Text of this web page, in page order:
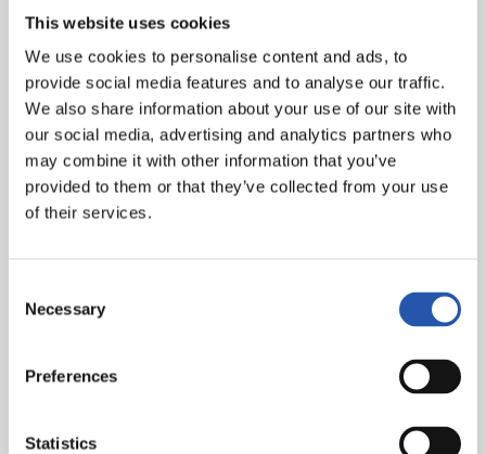
This website uses cookies
We use cookies to personalise content and ads, to
provide social media features and to analyse our traffic.
We also share information about your use of our site with
our social media, advertising and analytics partners who
may combine it with other information that you’ve
provided to them or that they’ve collected from your use
of their services.
Selection
Necessary
Preferences
Statistics
1: Zubeldia, min.76. 3-1: Carlos V., min.90.
Árbitro: Hernández Hernández. Ha amonestado a los
locales Raúl Navas y a los visitantes Ben Yedder, Pizarro,
Corchia, Franco Vázquez, Kjaer.
Asistencia : 17.205 espectadores.